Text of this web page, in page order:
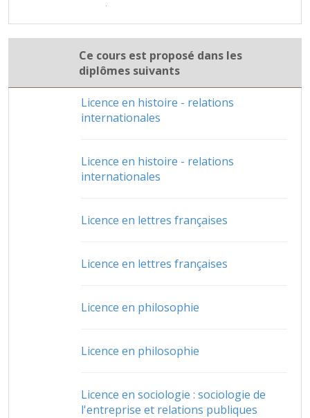
Ce cours est proposé dans les
diplômes suivants
Licence en histoire - relations
internationales
Licence en histoire - relations
internationales
Licence en lettres françaises
Licence en lettres françaises
Licence en philosophie
Licence en philosophie
Licence en sociologie : sociologie de
l'entreprise et relations publiques